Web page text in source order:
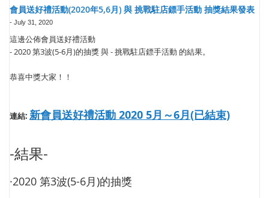
會員送好禮活動(2020年5,6月) 與 挑戰駐店鏢手活動 抽獎結果發表
- July 31, 2020
這邊公佈會員送好禮活動
- 2020 第3波(5-6月)的抽獎 與 - 挑戰駐店鏢手活動 的結果。
恭喜中獎大家！！
連結: 新會員送好禮活動 2020 5月～6月(已結束)
-結果-
·2020 第3波(5-6月)的抽獎